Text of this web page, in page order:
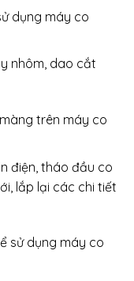
dụng máy co
nhôm, dao cắt
trên máy co
điện, tháo đầu co
lắp lại các chi tiết
sử dụng máy co